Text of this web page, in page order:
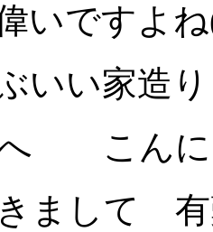
いですよ
いい家造
へ こんに
まして